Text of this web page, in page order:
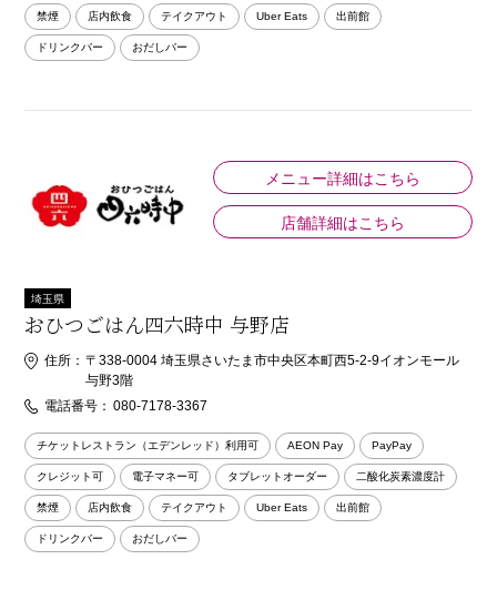
禁煙 店内飲食 テイクアウト Uber Eats 出前館
ドリンクバー おだしバー
メニュー詳細はこちら
店舗詳細はこちら
埼玉県
おひつごはん四六時中 与野店
住所： 〒338-0004 埼玉県さいたま市中央区本町西5-2-9イオンモール
与野3階
電話番号： 080-7178-3367
チケットレストラン（エデンレッド）利用可 AEON Pay PayPay
クレジット可 電子マネー可 タブレットオーダー 二酸化炭素濃度計
禁煙 店内飲食 テイクアウト Uber Eats 出前館
ドリンクバー おだしバー